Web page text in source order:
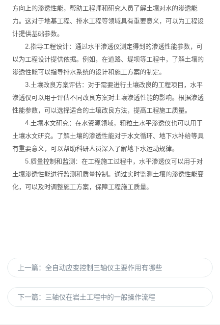
方向上的渗透性能，帮助工程师和研究人员了解土壤对水的渗透能
力。这对于地基工程、排水工程等领域具有重要意义，可以为工程设
计提供基础参数。
2.指导工程设计：通过水平渗透仪测定得到的渗透性能参数，可
以为工程设计提供依据。例如，在道路、堤坝等工程中，了解土壤的
渗透性能可以指导排水系统的设计和施工方案的制定。
3.土壤改良方案评估：对于需要进行土壤改良的工程项目，水平
渗透仪可以用于评估不同改良方案对土壤渗透性能的影响。根据渗透
性能参数，可以选择适合的土壤改良方法，提高工程施工质量。
4.土壤水文研究：在水资源领域，粗粒土水平渗透仪也可以用于
土壤水文研究。了解土壤的渗透性能对于水文循环、地下水补给等具
有重要意义，可以帮助科研人员深入了解地下水运动规律。
5.质量控制和监测：在工程施工过程中，水平渗透仪可以用于对
土壤渗透性能进行监测和质量控制。通过实时监测土壤的渗透性能变
化，可以及时调整施工方案，保障工程施工质量。
上一篇： 全自动应变控制三轴仪主要作用有哪些
下一篇： 三轴仪在岩土工程中的一般操作流程